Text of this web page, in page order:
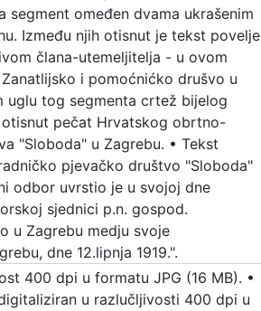
segment omeđen dvama ukrašenim
Između njih otisnut je tekst povelje
člana-utemeljitelja - u ovom
i pomoćnićko drušvo u
uglu tog segmenta crtež bijelog
pečat Hrvatskog obrtno-
"Sloboda" u Zagrebu. • Tekst
pjevačko društvo "Sloboda"
odbor uvrstio je u svojoj dne
sjednici p.n. gospod.
u Zagrebu medju svoje
dne 12.lipnja 1919.".
400 dpi u formatu JPG (16 MB). •
u razlučljivosti 400 dpi u